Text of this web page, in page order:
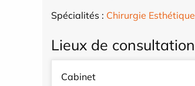
Spécialités : Chirurgie Esthétique
Lieux de consultation
Cabinet